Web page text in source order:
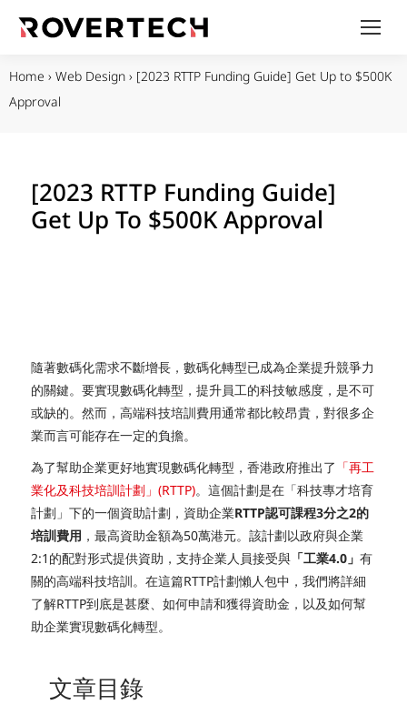
Home › Web Design › [2023 RTTP Funding Guide] Get Up to $500K
Approval
[2023 RTTP Funding Guide]
Get Up To $500K Approval
隨著數碼化需求不斷增長，數碼化轉型已成為企業提升競爭力
的關鍵。要實現數碼化轉型，提升員工的科技敏感度，是不可
或缺的。然而，高端科技培訓費用通常都比較昂貴，對很多企
業而言可能存在一定的負擔。
為了幫助企業更好地實現數碼化轉型，香港政府推出了 「再工
業化及科技培訓計劃」(RTTP)。這個計劃是在「科技專才培育
計劃」下的一個資助計劃，資助企業RTTP認可課程3分之2的
培訓費用 ，最高資助金額為50萬港元。該計劃以政府與企業
2:1的配對形式提供資助，支持企業人員接受與 「工業4.0」有
關的高端科技培訓。在這篇RTTP計劃懶人包中，我們將詳細
了解RTTP到底是甚麼、如何申請和獲得資助金，以及如何幫
助企業實現數碼化轉型。
文章目錄